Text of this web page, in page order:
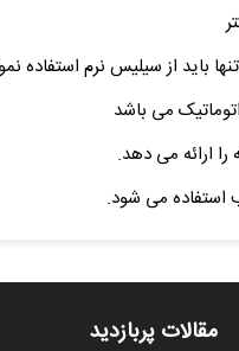
باید از سیلیس نرم استفاده
می باشد
مقالات پربازدید